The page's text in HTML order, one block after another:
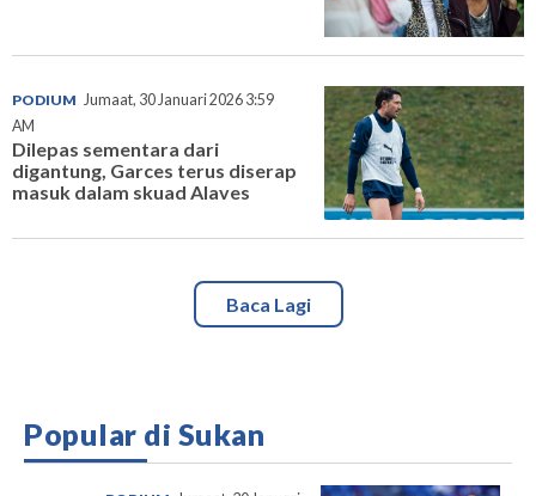
PODIUM Jumaat, 30 Januari 2026 3:59
AM
Dilepas sementara dari
digantung, Garces terus diserap
masuk dalam skuad Alaves
Baca Lagi
Popular di Sukan